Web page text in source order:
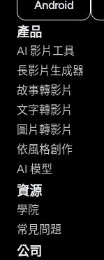
Android
產品
AI 影片工具
長影片生成器
故事轉影片
文字轉影片
圖片轉影片
依風格創作
AI 模型
資源
學院
常見問題
公司